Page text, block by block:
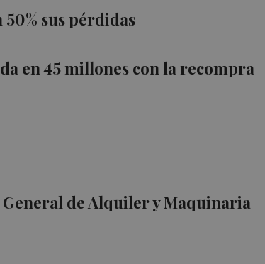
sus pérdidas
en 45 millones con la recompra
General de Alquiler y Maquinaria